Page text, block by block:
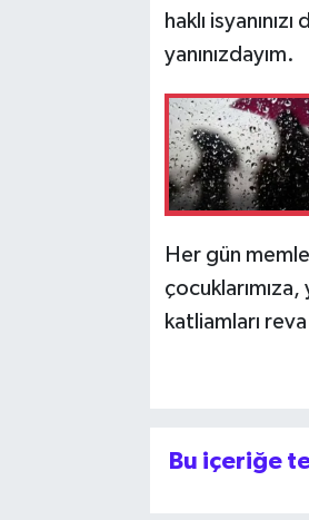
haklı
yanınızdayım.
Her gün
çocuklarımıza,
katliamları
Bu içeriğe